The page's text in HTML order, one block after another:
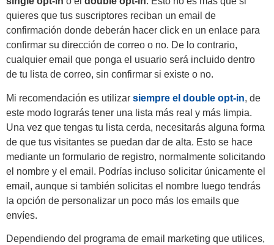
quieres que tus suscriptores reciban un email de
confirmación donde deberán hacer click en un enlace para
confirmar su dirección de correo o no. De lo contrario,
cualquier email que ponga el usuario será incluido dentro
de tu lista de correo, sin confirmar si existe o no.
Mi recomendación es utilizar siempre el double opt-in, de
este modo lograrás tener una lista más real y más limpia.
Una vez que tengas tu lista cerda, necesitarás alguna forma
de que tus visitantes se puedan dar de alta. Esto se hace
mediante un formulario de registro, normalmente solicitando
el nombre y el email. Podrías incluso solicitar únicamente el
email, aunque si también solicitas el nombre luego tendrás
la opción de personalizar un poco más los emails que
envíes.
Dependiendo del programa de email marketing que utilices,